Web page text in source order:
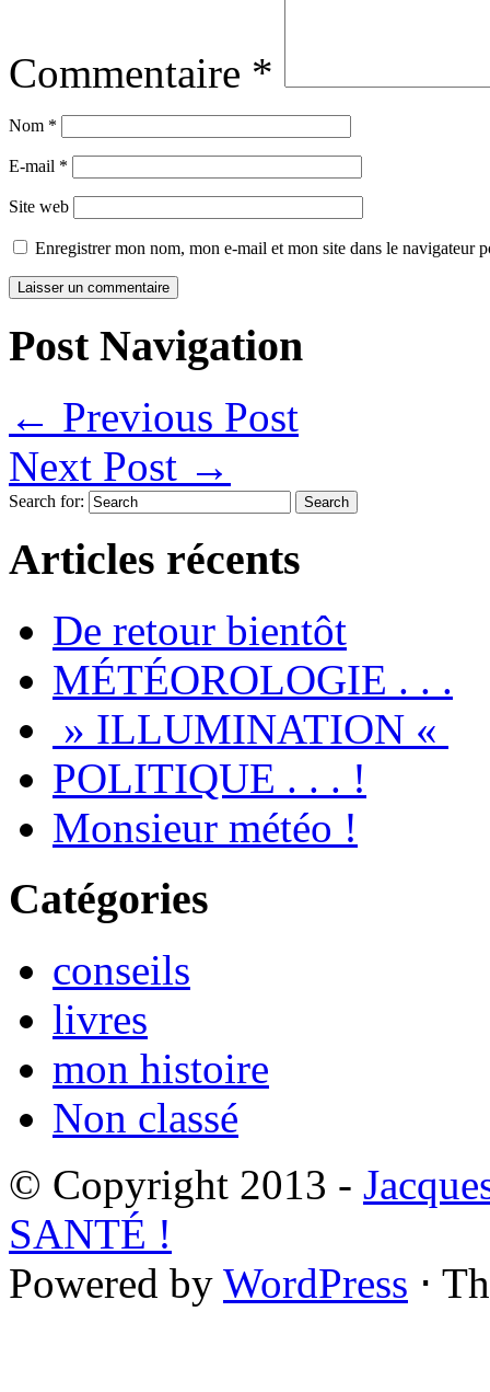
Commentaire *
Nom *
E-mail *
Site web
Enregistrer mon nom, mon e-mail et mon site dans le navigateur
Post Navigation
← Previous Post
Next Post →
Search for:
Articles récents
De retour bientôt
MÉTÉOROLOGIE . . .
» ILLUMINATION «
POLITIQUE . . . !
Monsieur météo !
Catégories
conseils
livres
mon histoire
Non classé
© Copyright 2013 -
SANTÉ !
Powered by WordPress ⋅